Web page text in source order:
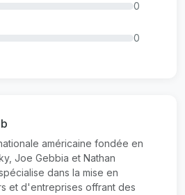
0
0
américaine fondée en
Joe Gebbia et Nathan
dans la mise en
et d'entreprises offrant des